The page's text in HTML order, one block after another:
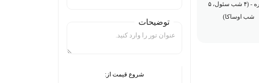
ستاره - (۴ شب سئول، ۵
شب اوساکا)
توضیحات
شروع قیمت از: